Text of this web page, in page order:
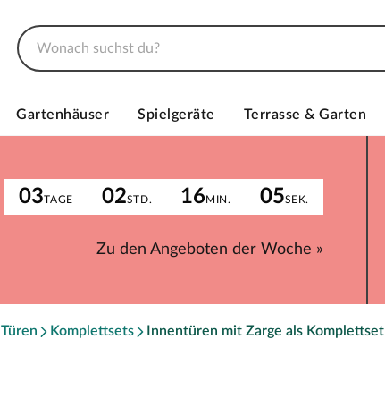
Gartenhäuser Spielgeräte Terrasse & Garten
03TAGE 02STD. 16MIN. 05SEK.
Zu den Angeboten der Woche »
Türen Komplettsets Innentüren mit Zarge als Komplettset